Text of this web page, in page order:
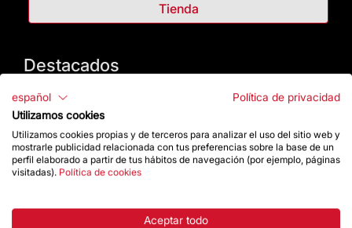
Tienda
Destacados
La Fundación
Preguntas frecuentes
Atención al Visitante
Normativa y condiciones de compra
español
Política de privacidad
Utilizamos cookies
Utilizamos cookies propias y de terceros para analizar el uso del sitio web y
mostrarle publicidad relacionada con tus preferencias sobre la base de un
perfil elaborado a partir de tus hábitos de navegación (por ejemplo, páginas
visitadas). Política de cookies
Aceptar todo